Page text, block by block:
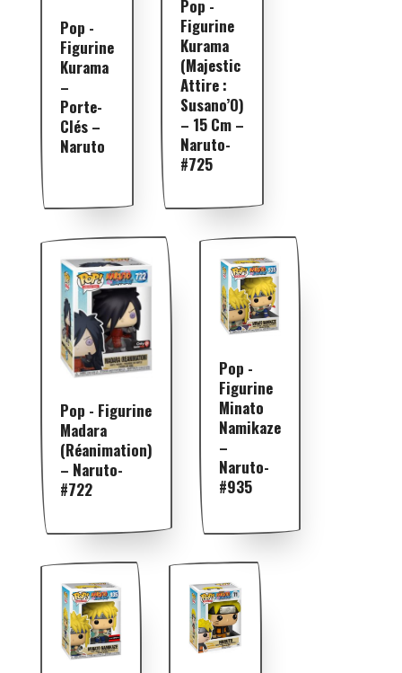
Pop -
Figurine
Kurama
–
Porte-
Clés –
Naruto
Pop -
Figurine
Kurama
(Majestic
Attire :
Susano’O)
– 15 Cm –
Naruto-
#725
Pop - Figurine
Madara
(Réanimation)
– Naruto-
#722
Pop -
Figurine
Minato
Namikaze
–
Naruto-
#935